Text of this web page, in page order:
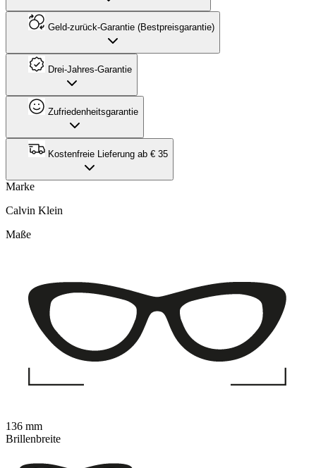
Geld-zurück-Garantie (Bestpreisgarantie)
Drei-Jahres-Garantie
Zufriedenheitsgarantie
Kostenfreie Lieferung ab € 35
Marke
Calvin Klein
Maße
136 mm
Brillenbreite